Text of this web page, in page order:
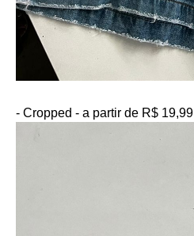
- Cropped - a partir de R$ 19,99